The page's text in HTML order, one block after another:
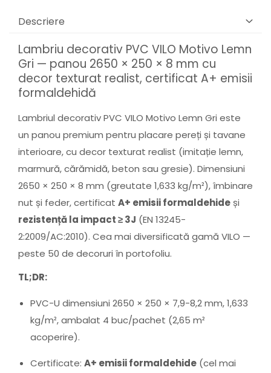
Descriere
Lambriu decorativ PVC VILO Motivo Lemn
Gri — panou 2650 × 250 × 8 mm cu
decor texturat realist, certificat A+ emisii
formaldehidă
Lambriul decorativ PVC VILO Motivo Lemn Gri este
un panou premium pentru placare pereți și tavane
interioare, cu decor texturat realist (imitație lemn,
marmură, cărămidă, beton sau gresie). Dimensiuni
2650 × 250 × 8 mm (greutate 1,633 kg/m²), îmbinare
nut și feder, certificat A+ emisii formaldehide și
rezistență la impact ≥ 3J (EN 13245-
2:2009/AC:2010). Cea mai diversificată gamă VILO —
peste 50 de decoruri în portofoliu.
TL;DR:
PVC-U dimensiuni 2650 × 250 × 7,9-8,2 mm, 1,633
kg/m², ambalat 4 buc/pachet (2,65 m²
acoperire).
Certificate: A+ emisii formaldehide (cel mai